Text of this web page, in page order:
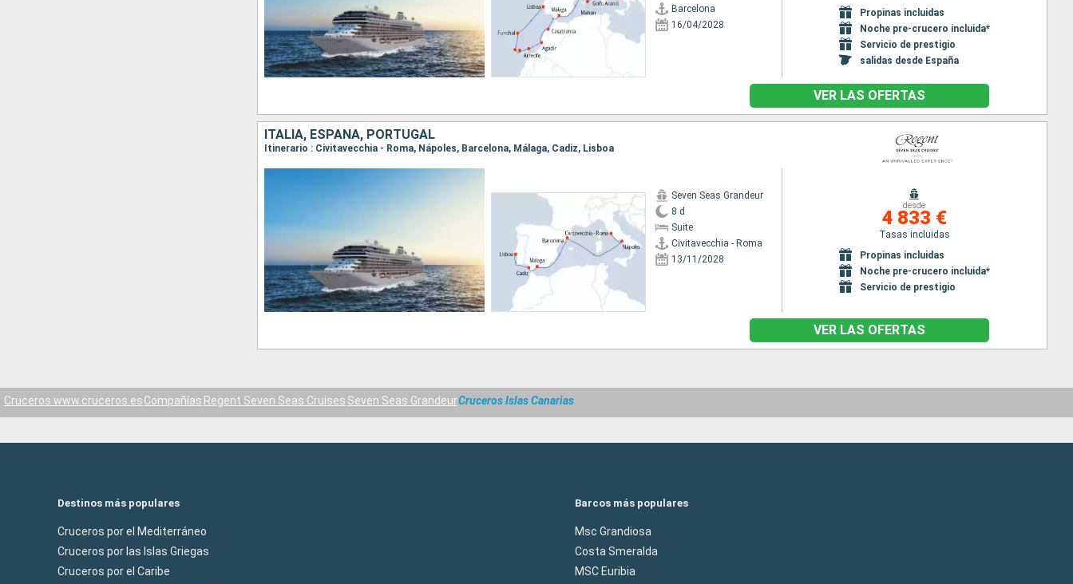
Barcelona
16/04/2028
Propinas incluidas
Noche pre-crucero incluida*
Servicio de prestigio
salidas desde España
VER LAS OFERTAS
ITALIA, ESPAÑA, PORTUGAL
Itinerario : Civitavecchia - Roma, Nápoles, Barcelona, Málaga, Cadiz, Lisboa
Seven Seas Grandeur
8 d
Suite
Civitavecchia - Roma
13/11/2028
desde
4 833 €
Tasas incluidas
Propinas incluidas
Noche pre-crucero incluida*
Servicio de prestigio
VER LAS OFERTAS
Cruceros www.cruceros.esCompañías Regent Seven Seas Cruises Seven Seas GrandeurCruceros Islas Canarias
Destinos más populares
Cruceros por el Mediterráneo
Cruceros por las Islas Griegas
Cruceros por el Caribe
Barcos más populares
Msc Grandiosa
Costa Smeralda
MSC Euribia